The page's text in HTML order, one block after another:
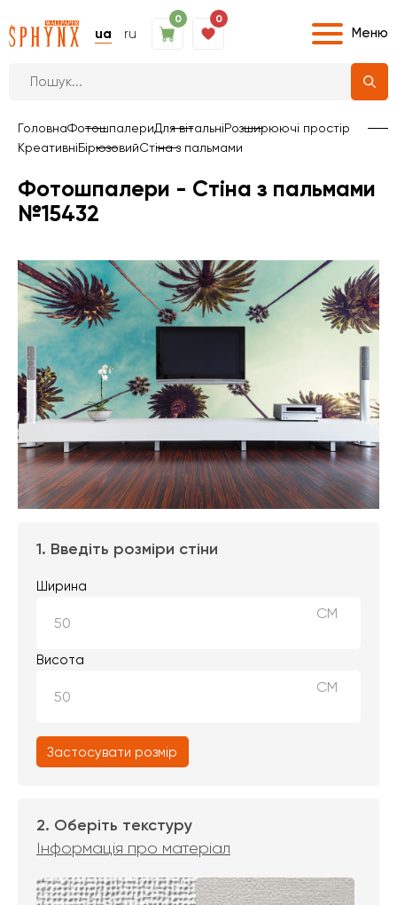
ua ru
0 0
Меню
ГоловнаФотошпалериДля вітальніРозширюючі простір
КреативніБірюзовийСтіна з пальмами
Фотошпалери - Стіна з пальмами
№15432
1. Введіть розміри стіни
Ширина
СМ
Висота
СМ
Застосувати розмір
2. Оберіть текстуру
Інформація про матеріал